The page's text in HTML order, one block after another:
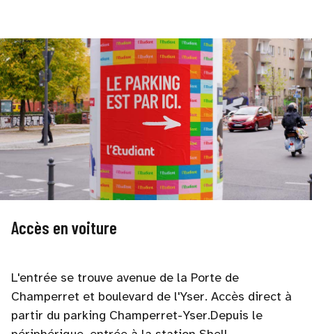
Accès en voiture
L'entrée se trouve avenue de la Porte de
Champerret et boulevard de l'Yser. Accès direct à
partir du parking Champerret-Yser.Depuis le